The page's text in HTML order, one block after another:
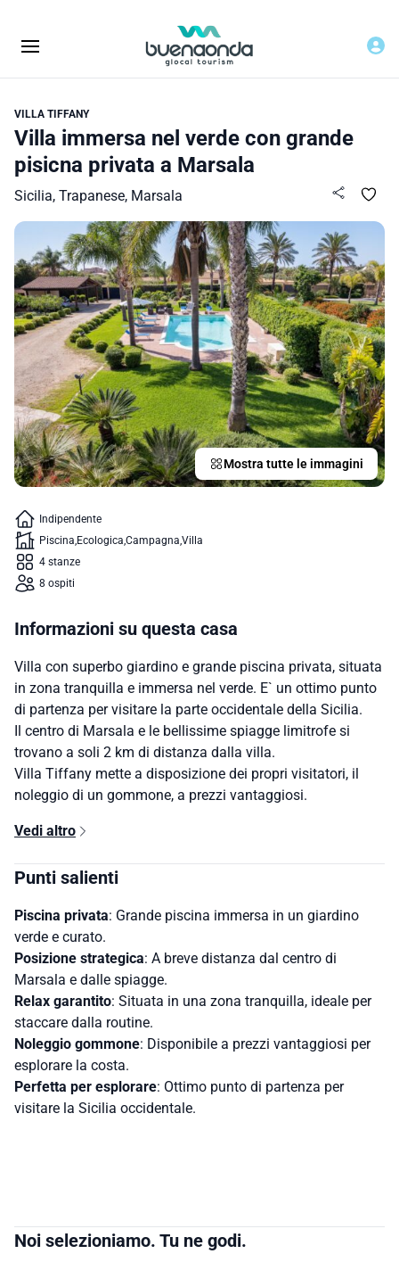
VILLA TIFFANY
Villa immersa nel verde con grande
pisicna privata a Marsala
Sicilia, Trapanese, Marsala
Mostra tutte le immagini
Indipendente
Piscina Ecologica Campagna Villa
4 stanze
8 ospiti
Informazioni su questa casa
Villa con superbo giardino e grande piscina privata, situata
in zona tranquilla e immersa nel verde. E` un ottimo punto
di partenza per visitare la parte occidentale della Sicilia.
Il centro di Marsala e le bellissime spiagge limitrofe si
trovano a soli 2 km di distanza dalla villa.
Villa Tiffany mette a disposizione dei propri visitatori, il
noleggio di un gommone, a prezzi vantaggiosi.
Vedi altro
Punti salienti
Piscina privata: Grande piscina immersa in un giardino
verde e curato.
Posizione strategica: A breve distanza dal centro di
Marsala e dalle spiagge.
Relax garantito: Situata in una zona tranquilla, ideale per
staccare dalla routine.
Noleggio gommone: Disponibile a prezzi vantaggiosi per
esplorare la costa.
Perfetta per esplorare: Ottimo punto di partenza per
visitare la Sicilia occidentale.
Noi selezioniamo. Tu ne godi.